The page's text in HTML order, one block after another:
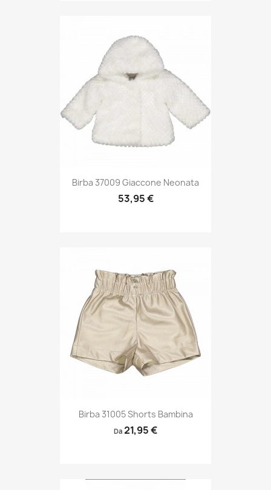
Birba 37009 Giaccone Neonata
53,95 €
Birba 31005 Shorts Bambina
Da 21,95 €